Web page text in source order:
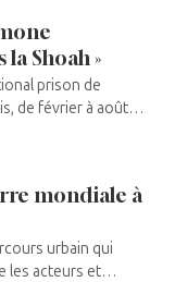
Shoah »
prison de
de février à août,
mondiale à
urbain qui
les acteurs et